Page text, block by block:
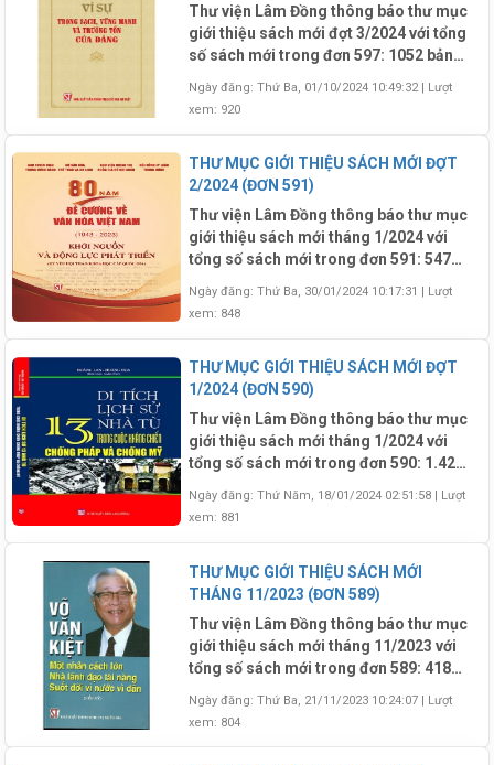
Thư viện Lâm Đồng thông báo thư mục
giới thiệu sách mới đợt 3/2024 với tổng
số sách mới trong đơn 597: 1052 bản
Mượn: 399 bản ; Kho Tra Cứu: 13 bản;
Ngày đăng: Thứ Ba, 01/10/2024 10:49:32| Lượt
xem: 920
THƯ MỤC GIỚI THIỆU SÁCH MỚI ĐỢT
2/2024 (ĐƠN 591)
Thư viện Lâm Đồng thông báo thư mục
giới thiệu sách mới tháng 1/2024 với
tổng số sách mới trong đơn 591: 547
Mượn: 204 ; Kho Tra Cứu: 6 bản; Kho
Ngày đăng: Thứ Ba, 30/01/2024 10:17:31
Lượt
xem: 848
THƯ MỤC GIỚI THIỆU SÁCH MỚI ĐỢT
1/2024 (ĐƠN 590)
Thư viện Lâm Đồng thông báo thư mục
giới thiệu sách mới tháng 1/2024 với
tổng số sách mới trong đơn 590: 1.421
Mượn: 566 ; Kho Tra Cứu: 15 bản; Kho
Ngày đăng: Thứ Năm, 18/01/2024 02:51:58
Lượt
xem: 881
THƯ MỤC GIỚI THIỆU SÁCH MỚI
THÁNG 11/2023 (ĐƠN 589)
Thư viện Lâm Đồng thông báo thư mục
giới thiệu sách mới tháng 11/2023 với
tổng số sách mới trong đơn 589: 418
Mượn: 111 ; Kho Tra Cứu: 3 bản; Kho
Ngày đăng: Thứ Ba, 21/11/2023 10:24:07 | Lượt
xem: 804